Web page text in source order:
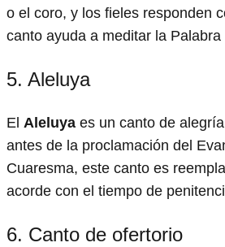
o el coro, y los fieles responden
canto ayuda a meditar la Palabra
5. Aleluya
El Aleluya es un canto de
antes de la proclamación del
Cuaresma, este canto es
acorde con el tiempo de
6. Canto de ofertorio